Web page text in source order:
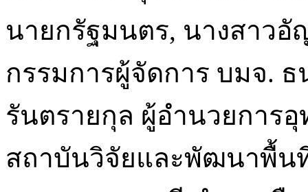
นายกรัฐมนตร, นางสาว
กรรมการผู้จัดการ บมจ.
รันตรายกุล ผู้อำนวยการ
สถาบันวิจัยและพัฒนาพื้น